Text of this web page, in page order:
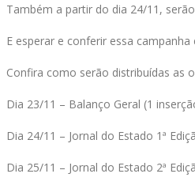
Também a partir do dia 24/11,
E esperar e conferir essa
Confira como serão distribuídas as
Dia 23/11 – Balanço Geral (1
Dia 24/11 – Jornal do Estado 1ª
Dia 25/11 – Jornal do Estado 2ª